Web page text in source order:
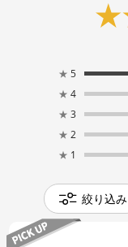
★ 5
★ 4
★ 3
★ 2
★ 1
絞り込み